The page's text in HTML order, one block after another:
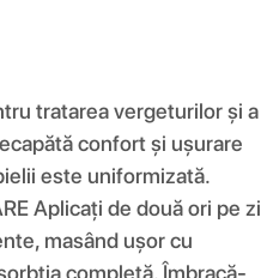
tratarea vergeturilor și a
confort și ușurare
este uniformizată.
Aplicați de două ori pe zi
masând ușor cu
completă. Îmbracă-